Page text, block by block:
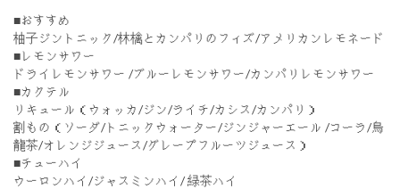
■おすすめ
柚子ジントニック/林檎とカンパリのフィズ/アメリカンレモネード
■レモンサワー
ドライレモンサワー /ブルーレモンサワー/カンパリレモンサワー
■カクテル
リキュール（ウォッカ/ジン/ライチ/カシス/カンパリ）
割もの（ソーダ/トニックウォーター/ジンジャーエール /コーラ/烏
龍茶/オレンジジュース/グレープフルーツジュース）
■チューハイ
ウーロンハイ/ジャスミンハイ/ 緑茶ハイ